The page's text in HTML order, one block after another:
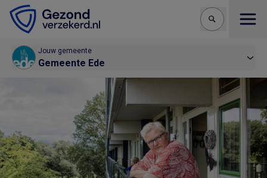
Jouw gemeente
Gemeente Ede